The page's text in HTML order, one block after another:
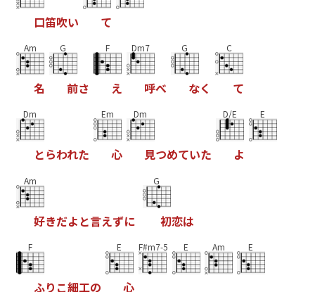
口笛吹い て
Am
名
G
前さ
F
え
Dm7
呼べ
G
なく
C
て
Dm
とらわれた
Em
心
Dm
見つめていた
D/E
よ
E
Am
好きだよ と言えずに
G
初恋は
F
ふり こ細工の
E
心
F#m7-5 E Am E